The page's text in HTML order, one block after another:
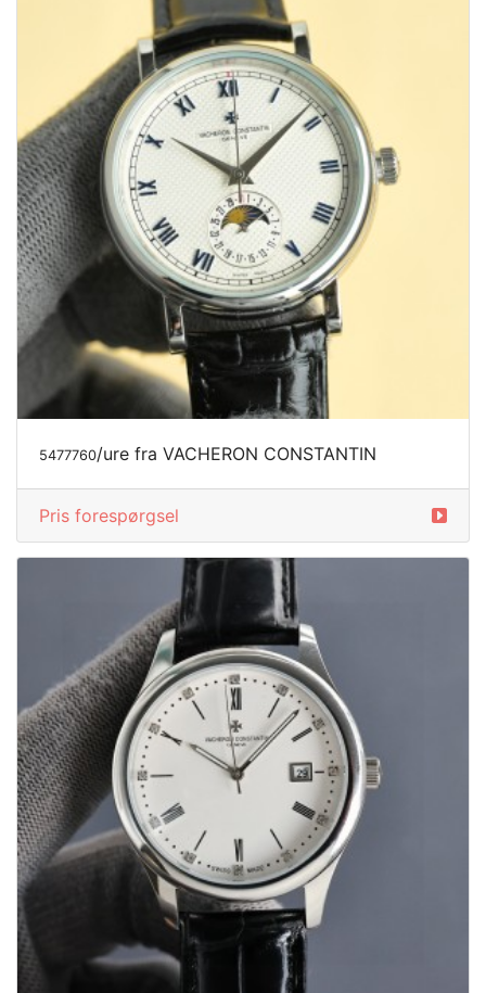
5477760/ure fra VACHERON CONSTANTIN
Pris forespørgsel